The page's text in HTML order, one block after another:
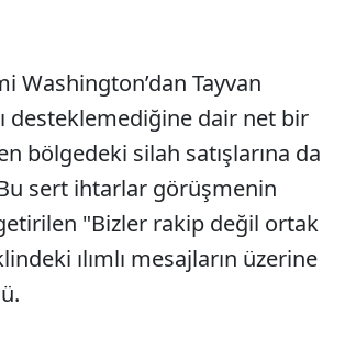
Washington’dan Tayvan
desteklemediğine dair net bir
bölgedeki silah satışlarına da
Bu sert ihtarlar görüşmenin
"Bizler rakip değil ortak
ılımlı mesajların üzerine